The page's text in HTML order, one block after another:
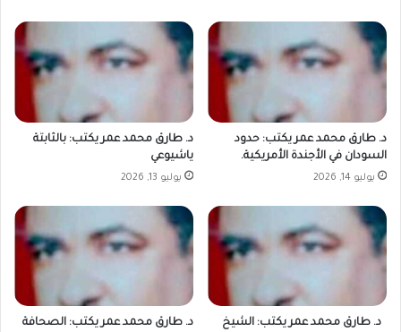
د. طارق محمد عمر يكتب: حدود
السودان في الأجندة الأمريكية.
يوليو 14, 2026
د. طارق محمد عمر يكتب: بالثابتة
ياشيوعي
يوليو 13, 2026
د. طارق محمد عمر يكتب: الشيخ
د. طارق محمد عمر يكتب: الصحافة